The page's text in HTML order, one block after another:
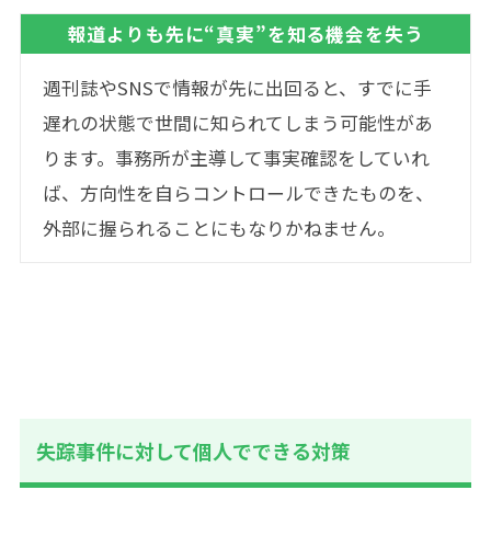
報道よりも先に“真実”を知る機会を失う
週刊誌やSNSで情報が先に出回ると、すでに手
遅れの状態で世間に知られてしまう可能性があ
ります。事務所が主導して事実確認をしていれ
ば、方向性を自らコントロールできたものを、
外部に握られることにもなりかねません。
失踪事件に対して個人でできる対策